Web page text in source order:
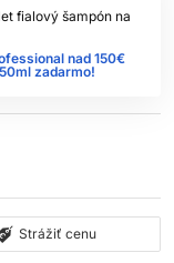
fialový šampón na
nad 150€
zadarmo!
Strážiť cenu